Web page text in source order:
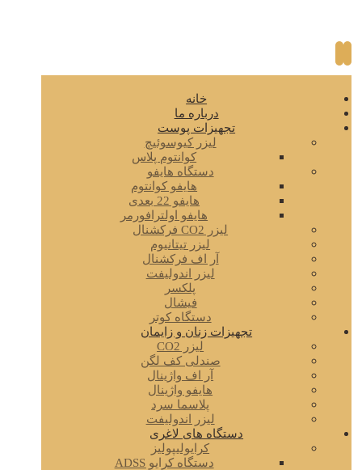
خانه
درباره ما
تجهیزات پوست
لیزر کیوسوئیچ
کوانتوم پلاس
دستگاه هایفو
هایفو کوانتوم
هایفو 22 بعدی
هایفو اولترافورمر
لیزر CO2 فرکشنال
لیزر تیتانیوم
آر اف فرکشنال
لیزر اندولیفت
پلکسر
فیشال
دستگاه کوتر
تجهیزات زنان و زایمان
لیزر CO2
صندلی کف لگن
آر اف واژینال
هایفو واژینال
پلاسما سرد
لیزر اندولیفت
دستگاه های لاغری
کرایولیپولیز
دستگاه کرایو ADSS